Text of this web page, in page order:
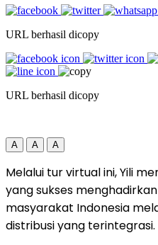
URL berhasil dicopy
URL berhasil dicopy
A A A
Melalui tur virtual ini, Yili
yang sukses
masyarakat Indonesia
distribusi yang terintegrasi.